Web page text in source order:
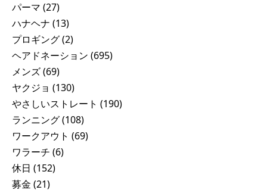
パーマ (27)
ハナヘナ (13)
プロギング(2)
ヘアドネーション (695)
メンズ(69)
ヤクジョ (130)
やさしいストレート (190)
ランニング(108)
ワークアウト (69)
ワラーチ (6)
休日 (152)
募金 (21)